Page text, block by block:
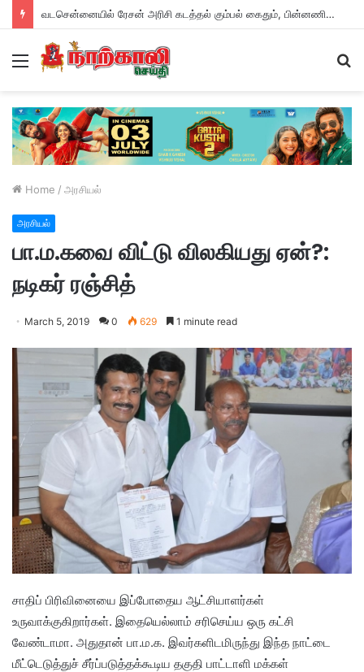
“அருள்வான்” திரைப்படத்தின் விமர்சனம்
Menu
Home / அரசியல்
அரசியல்
பா.ம.கவை விட்டு விலகியது ஏன்?:
நடிகர் ரஞ்சித்
March 5, 2019 0 629 1 minute read
சாதிப் பிரிவினையை இப்போதைய ஆட்சியாளர்கள்
உருவாக்குகிறார்கள். இதையெல்லாம் சரிசெய்ய ஒரு கட்சி
வேண்டாமா. அதுதான் பா.ம.க. இவர்களிடமிருந்து இந்த நாட்டை
மீட்டெடுத்துச் சீர்ப்படுத்தக்கூடிய தகுதி பாட்டாளி மக்கள்